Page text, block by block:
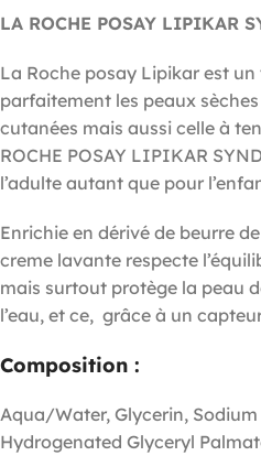
LA ROCHE POSAY LIPIKAR
La Roche posay Lipikar est
parfaitement les peaux
cutanées mais aussi celle à
ROCHE POSAY LIPIKAR
l’adulte autant que pour
Enrichie en dérivé de beurre
creme lavante respecte
mais surtout protège la peau
l’eau, et ce, grâce à un
Composition :
Aqua/Water, Glycerin,
Hydrogenated Glyceryl